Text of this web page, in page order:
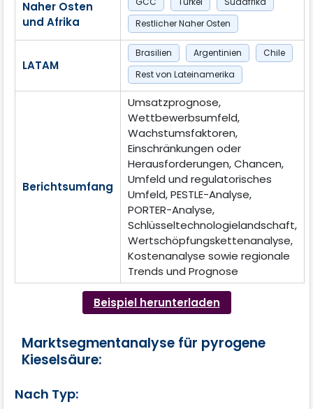
Naher Osten
und Afrika
Restlicher Naher Osten
LATAM
Brasilien Argentinien
Chile
Rest von Lateinamerika
Berichtsumfang
Umsatzprognose,
Wettbewerbsumfeld,
Wachstumsfaktoren,
Einschränkungen oder
Herausforderungen, Chancen,
Umfeld und regulatorisches
Umfeld, PESTLE-Analyse,
PORTER-Analyse,
Schlüsseltechnologielandschaft,
Wertschöpfungskettenanalyse,
Kostenanalyse sowie regionale
Trends und Prognose
Beispiel herunterladen
Marktsegmentanalyse für pyrogene
Kieselsäure:
Nach Typ: